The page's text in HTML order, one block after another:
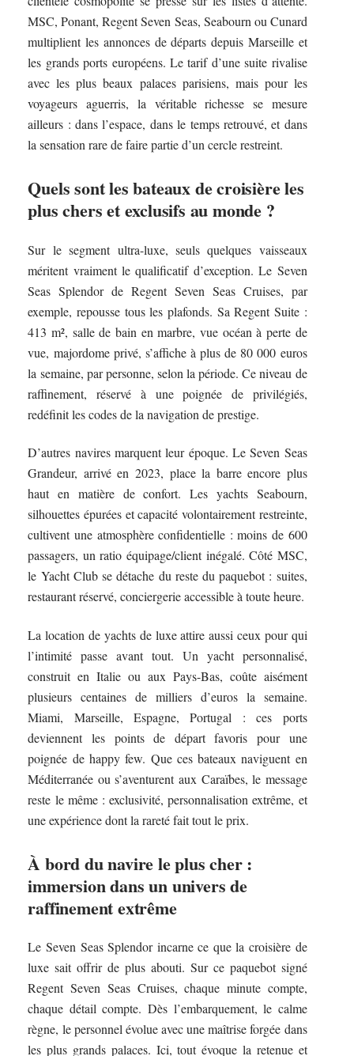
MSC, Ponant, Regent Seven Seas, Seabourn ou Cunard
multiplient les annonces de départs depuis Marseille et
les grands ports européens. Le tarif d’une suite rivalise
avec les plus beaux palaces parisiens, mais pour les
voyageurs aguerris, la véritable richesse se mesure
ailleurs : dans l’espace, dans le temps retrouvé, et dans
la sensation rare de faire partie d’un cercle restreint.
Quels sont les bateaux de croisière les
plus chers et exclusifs au monde ?
Sur le segment ultra-luxe, seuls quelques vaisseaux
méritent vraiment le qualificatif d’exception. Le Seven
Seas Splendor de Regent Seven Seas Cruises, par
exemple, repousse tous les plafonds. Sa Regent Suite :
413 m², salle de bain en marbre, vue océan à perte de
vue, majordome privé, s’affiche à plus de 80 000 euros
la semaine, par personne, selon la période. Ce niveau de
raffinement, réservé à une poignée de privilégiés,
redéfinit les codes de la navigation de prestige.
D’autres navires marquent leur époque. Le Seven Seas
Grandeur, arrivé en 2023, place la barre encore plus
haut en matière de confort. Les yachts Seabourn,
silhouettes épurées et capacité volontairement restreinte,
cultivent une atmosphère confidentielle : moins de 600
passagers, un ratio équipage/client inégalé. Côté MSC,
le Yacht Club se détache du reste du paquebot : suites,
restaurant réservé, conciergerie accessible à toute heure.
La location de yachts de luxe attire aussi ceux pour qui
l’intimité passe avant tout. Un yacht personnalisé,
construit en Italie ou aux Pays-Bas, coûte aisément
plusieurs centaines de milliers d’euros la semaine.
Miami, Marseille, Espagne, Portugal : ces ports
deviennent les points de départ favoris pour une
poignée de happy few. Que ces bateaux naviguent en
Méditerranée ou s’aventurent aux Caraïbes, le message
reste le même : exclusivité, personnalisation extrême, et
une expérience dont la rareté fait tout le prix.
À bord du navire le plus cher :
immersion dans un univers de
raffinement extrême
Le Seven Seas Splendor incarne ce que la croisière de
luxe sait offrir de plus abouti. Sur ce paquebot signé
Regent Seven Seas Cruises, chaque minute compte,
chaque détail compte. Dès l’embarquement, le calme
règne, le personnel évolue avec une maîtrise forgée dans
les plus grands palaces. Ici, tout évoque la retenue et